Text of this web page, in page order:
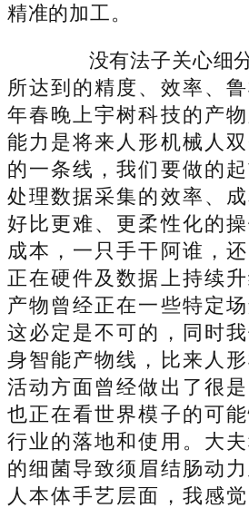
精准的加工。
没有法子关心细分
所达到的精度、效率、
年春晚上宇树科技的产
能力是将来人形机械人
的一条线，我们要做的
处理数据采集的效率、成
好比更难、更柔性化的
成本，一只手干阿谁，
正在硬件及数据上持续
产物曾经正在一些特定
这必定是不可的，同时
身智能产物线，比来人
活动方面曾经做出了很
也正在看世界模子的可
行业的落地和使用。大
的细菌导致须眉结肠动
人本体手艺层面，我感